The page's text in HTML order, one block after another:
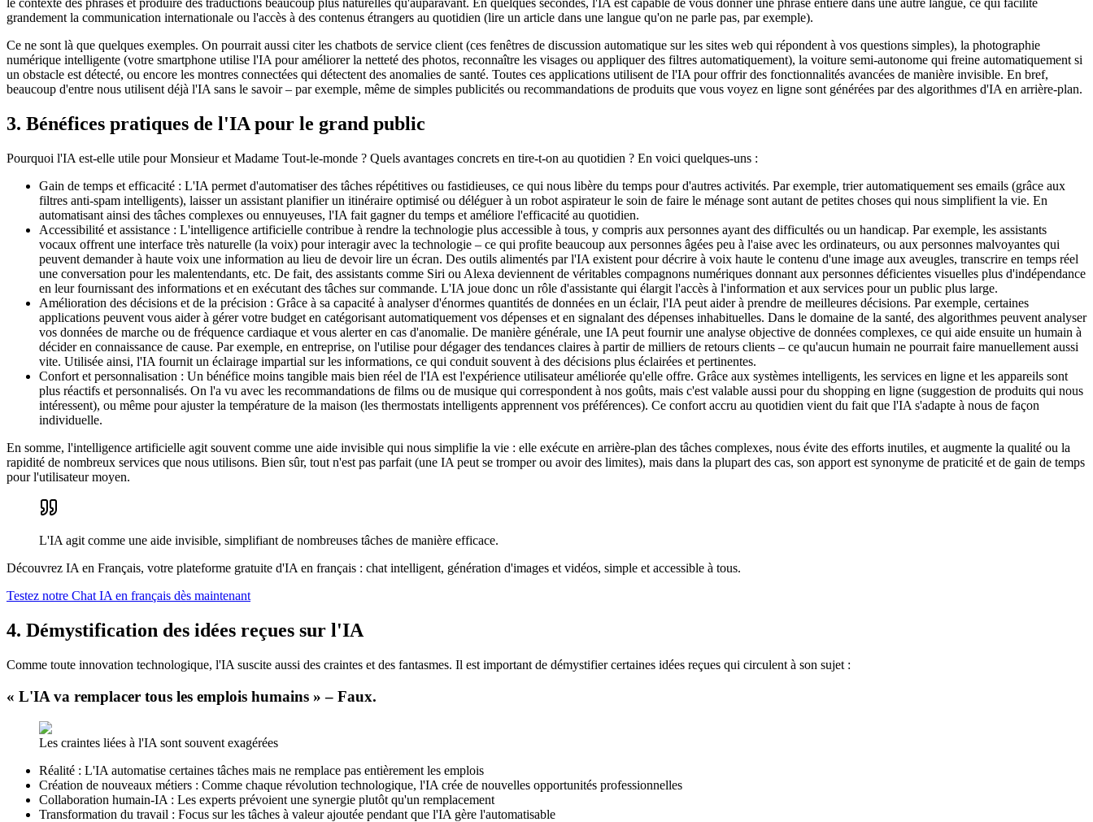
le contexte des phrases et produire des traductions beaucoup plus naturelles qu'auparavant. En quelques secondes, l'IA est capable de vous donner une phrase entière dans une autre langue, ce qui facilite
grandement la communication internationale ou l'accès à des contenus étrangers au quotidien (lire un article dans une langue qu'on ne parle pas, par exemple).
Ce ne sont là que quelques exemples. On pourrait aussi citer les chatbots de service client (ces fenêtres de discussion automatique sur les sites web qui répondent à vos questions simples), la photographie
numérique intelligente (votre smartphone utilise l'IA pour améliorer la netteté des photos, reconnaître les visages ou appliquer des filtres automatiquement), la voiture semi-autonome qui freine automatiquement si
un obstacle est détecté, ou encore les montres connectées qui détectent des anomalies de santé. Toutes ces applications utilisent de l'IA pour offrir des fonctionnalités avancées de manière invisible. En bref,
beaucoup d'entre nous utilisent déjà l'IA sans le savoir – par exemple, même de simples publicités ou recommandations de produits que vous voyez en ligne sont générées par des algorithmes d'IA en arrière-plan.
3. Bénéfices pratiques de l'IA pour le grand public
Pourquoi l'IA est-elle utile pour Monsieur et Madame Tout-le-monde ? Quels avantages concrets en tire-t-on au quotidien ? En voici quelques-uns :
Gain de temps et efficacité : L'IA permet d'automatiser des tâches répétitives ou fastidieuses, ce qui nous libère du temps pour d'autres activités. Par exemple, trier automatiquement ses emails (grâce aux
filtres anti-spam intelligents), laisser un assistant planifier un itinéraire optimisé ou déléguer à un robot aspirateur le soin de faire le ménage sont autant de petites choses qui nous simplifient la vie. En
automatisant ainsi des tâches complexes ou ennuyeuses, l'IA fait gagner du temps et améliore l'efficacité au quotidien.
Accessibilité et assistance : L'intelligence artificielle contribue à rendre la technologie plus accessible à tous, y compris aux personnes ayant des difficultés ou un handicap. Par exemple, les assistants
vocaux offrent une interface très naturelle (la voix) pour interagir avec la technologie – ce qui profite beaucoup aux personnes âgées peu à l'aise avec les ordinateurs, ou aux personnes malvoyantes qui
peuvent demander à haute voix une information au lieu de devoir lire un écran. Des outils alimentés par l'IA existent pour décrire à voix haute le contenu d'une image aux aveugles, transcrire en temps réel
une conversation pour les malentendants, etc. De fait, des assistants comme Siri ou Alexa deviennent de véritables compagnons numériques donnant aux personnes déficientes visuelles plus d'indépendance
en leur fournissant des informations et en exécutant des tâches sur commande. L'IA joue donc un rôle d'assistante qui élargit l'accès à l'information et aux services pour un public plus large.
Amélioration des décisions et de la précision : Grâce à sa capacité à analyser d'énormes quantités de données en un éclair, l'IA peut aider à prendre de meilleures décisions. Par exemple, certaines
applications peuvent vous aider à gérer votre budget en catégorisant automatiquement vos dépenses et en signalant des dépenses inhabituelles. Dans le domaine de la santé, des algorithmes peuvent analyser
vos données de marche ou de fréquence cardiaque et vous alerter en cas d'anomalie. De manière générale, une IA peut fournir une analyse objective de données complexes, ce qui aide ensuite un humain à
décider en connaissance de cause. Par exemple, en entreprise, on l'utilise pour dégager des tendances claires à partir de milliers de retours clients – ce qu'aucun humain ne pourrait faire manuellement aussi
vite. Utilisée ainsi, l'IA fournit un éclairage impartial sur les informations, ce qui conduit souvent à des décisions plus éclairées et pertinentes.
Confort et personnalisation : Un bénéfice moins tangible mais bien réel de l'IA est l'expérience utilisateur améliorée qu'elle offre. Grâce aux systèmes intelligents, les services en ligne et les appareils sont
plus réactifs et personnalisés. On l'a vu avec les recommandations de films ou de musique qui correspondent à nos goûts, mais c'est valable aussi pour du shopping en ligne (suggestion de produits qui nous
intéressent), ou même pour ajuster la température de la maison (les thermostats intelligents apprennent vos préférences). Ce confort accru au quotidien vient du fait que l'IA s'adapte à nous de façon
individuelle.
En somme, l'intelligence artificielle agit souvent comme une aide invisible qui nous simplifie la vie : elle exécute en arrière-plan des tâches complexes, nous évite des efforts inutiles, et augmente la qualité ou la
rapidité de nombreux services que nous utilisons. Bien sûr, tout n'est pas parfait (une IA peut se tromper ou avoir des limites), mais dans la plupart des cas, son apport est synonyme de praticité et de gain de temps
pour l'utilisateur moyen.
L'IA agit comme une aide invisible, simplifiant de nombreuses tâches de manière efficace.
Découvrez IA en Français, votre plateforme gratuite d'IA en français : chat intelligent, génération d'images et vidéos, simple et accessible à tous.
Testez notre Chat IA en français dès maintenant
4. Démystification des idées reçues sur l'IA
Comme toute innovation technologique, l'IA suscite aussi des craintes et des fantasmes. Il est important de démystifier certaines idées reçues qui circulent à son sujet :
« L'IA va remplacer tous les emplois humains » – Faux.
Les craintes liées à l'IA sont souvent exagérées
Réalité : L'IA automatise certaines tâches mais ne remplace pas entièrement les emplois
Création de nouveaux métiers : Comme chaque révolution technologique, l'IA crée de nouvelles opportunités professionnelles
Collaboration humain-IA : Les experts prévoient une synergie plutôt qu'un remplacement
Transformation du travail : Focus sur les tâches à valeur ajoutée pendant que l'IA gère l'automatisable